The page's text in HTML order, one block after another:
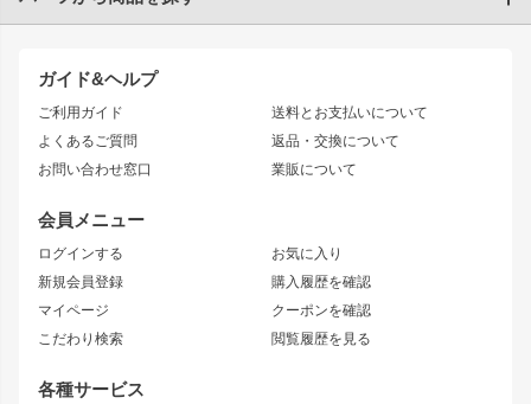
ガイド&ヘルプ
ご利用ガイド
よくあるご質問
お問い合わせ窓口
送料とお支払いについて
返品・交換について
業販について
会員メニュー
ログインする
新規会員登録
マイページ
こだわり検索
お気に入り
購入履歴を確認
クーポンを確認
閲覧履歴を見る
各種サービス
JZX90 CHASER
JZX110 MARK II
JZX100 MARK II
JZX90 MARK II
トレノ
マークX
アリスト
ソアラ
アルテッツァ
ニッサン
S15 シルビア
S14 シルビア 後期
ワンビア
エアロシリーズ
ドリフトライン
風神
雷神
レーシングライン
アタックライン
ストリームライン
リアウイング